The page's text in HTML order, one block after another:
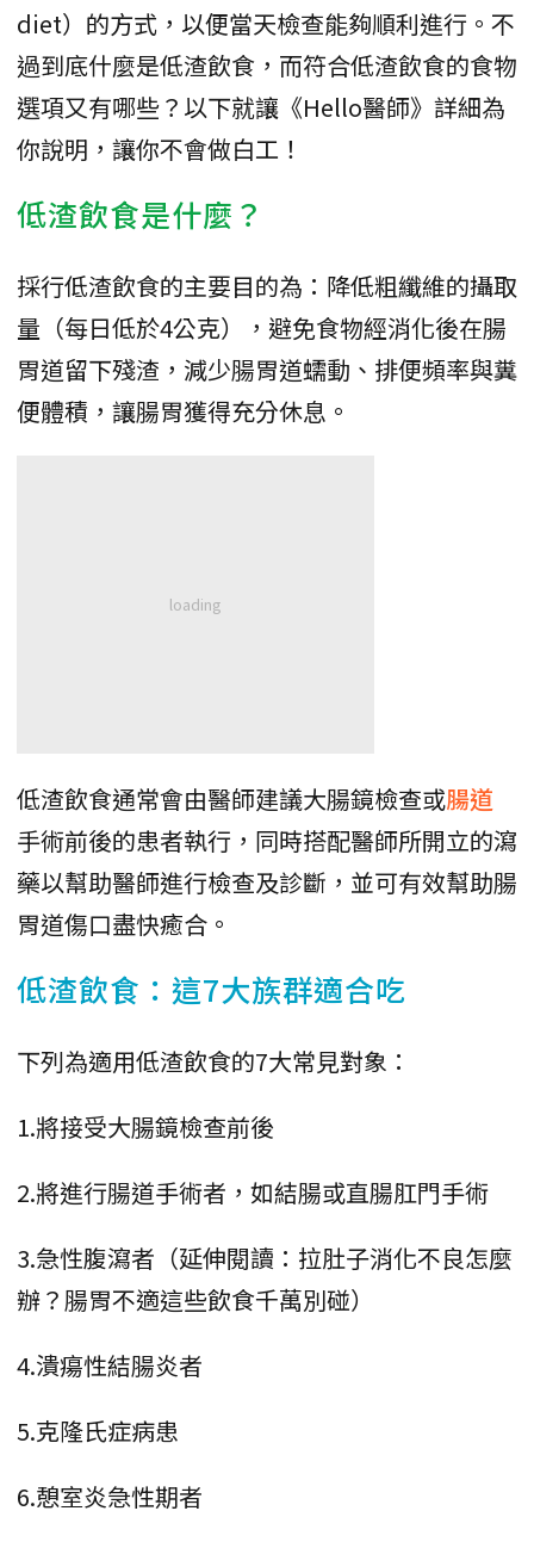
diet）的方式，以便當天檢查能夠順利進行。不
過到底什麼是低渣飲食，而符合低渣飲食的食物
選項又有哪些？以下就讓《Hello醫師》詳細為
你說明，讓你不會做白工！
低渣飲食是什麼？
採行低渣飲食的主要目的為：降低粗纖維的攝取
量（每日低於4公克），避免食物經消化後在腸
胃道留下殘渣，減少腸胃道蠕動、排便頻率與糞
便體積，讓腸胃獲得充分休息。
低渣飲食通常會由醫師建議大腸鏡檢查或腸道
手術前後的患者執行，同時搭配醫師所開立的瀉
藥以幫助醫師進行檢查及診斷，並可有效幫助腸
胃道傷口盡快癒合。
低渣飲食：這7大族群適合吃
下列為適用低渣飲食的7大常見對象：
1.將接受大腸鏡檢查前後
2.將進行腸道手術者，如結腸或直腸肛門手術
3.急性腹瀉者（延伸閱讀：拉肚子消化不良怎麼
辦？腸胃不適這些飲食千萬別碰）
4.潰瘍性結腸炎者
5.克隆氏症病患
6.憩室炎急性期者